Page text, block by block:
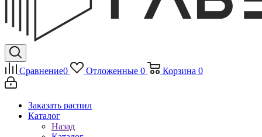
Сравнение0 Отложенные 0 Корзина 0
Заказать распил
Каталог
Назад